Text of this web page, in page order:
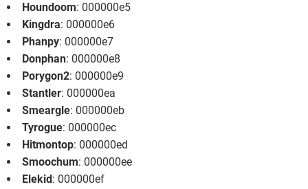
Houndoom: 000000e5
Kingdra: 000000e6
Phanpy: 000000e7
Donphan: 000000e8
Porygon2: 000000e9
Stantler: 000000ea
Smeargle: 000000eb
Tyrogue: 000000ec
Hitmontop: 000000ed
Smoochum: 000000ee
Elekid: 000000ef